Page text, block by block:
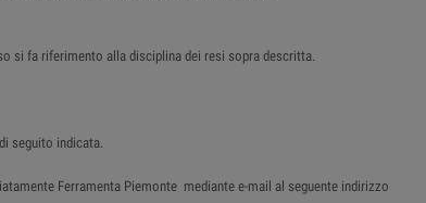
si fa riferimento alla disciplina dei resi sopra descritta.
seguito indicata.
Ferramenta Piemonte mediante e-mail al seguente indirizzo